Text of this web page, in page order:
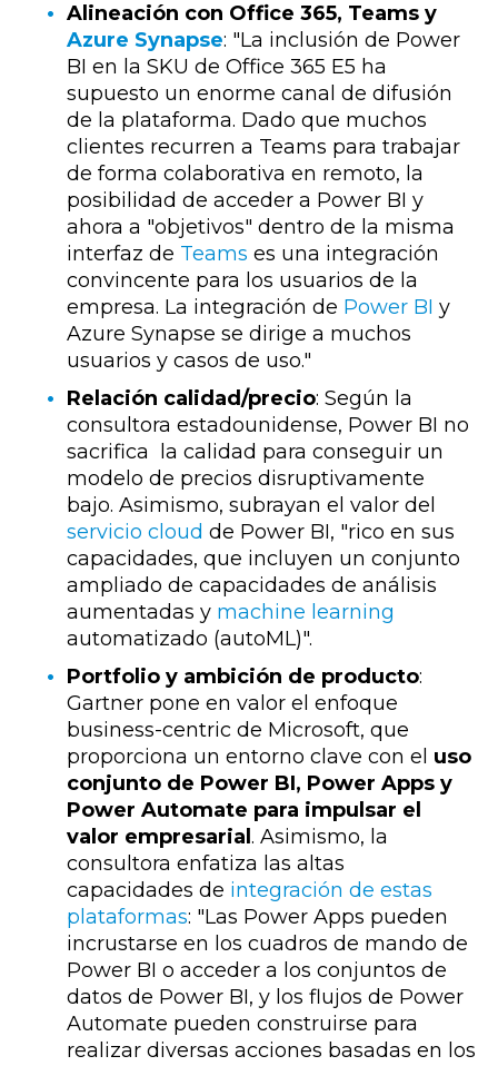
Alineación con Office 365, Teams y
Azure Synapse: "La inclusión de Power
BI en la SKU de Office 365 E5 ha
supuesto un enorme canal de difusión
de la plataforma. Dado que muchos
clientes recurren a Teams para trabajar
de forma colaborativa en remoto, la
posibilidad de acceder a Power BI y
ahora a "objetivos" dentro de la misma
interfaz de Teams es una integración
convincente para los usuarios de la
empresa. La integración de Power BI y
Azure Synapse se dirige a muchos
usuarios y casos de uso."
Relación calidad/precio: Según la
consultora estadounidense, Power BI no
sacrifica la calidad para conseguir un
modelo de precios disruptivamente
bajo. Asimismo, subrayan el valor del
servicio cloud de Power BI, "rico en sus
capacidades, que incluyen un conjunto
ampliado de capacidades de análisis
aumentadas y machine learning
automatizado (autoML)".
Portfolio y ambición de producto:
Gartner pone en valor el enfoque
business-centric de Microsoft, que
proporciona un entorno clave con el uso
conjunto de Power BI, Power Apps y
Power Automate para impulsar el
valor empresarial . Asimismo, la
consultora enfatiza las altas
capacidades de integración de estas
plataformas: "Las Power Apps pueden
incrustarse en los cuadros de mando de
Power BI o acceder a los conjuntos de
datos de Power BI, y los flujos de Power
Automate pueden construirse para
realizar diversas acciones basadas en los